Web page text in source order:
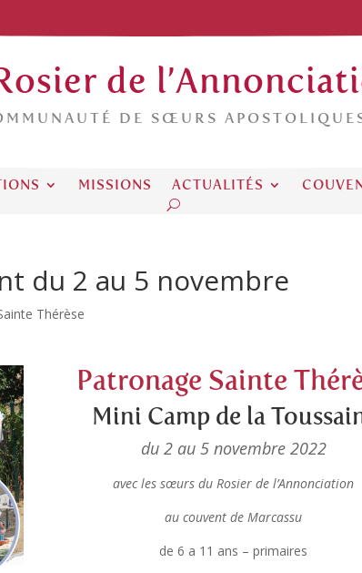
de
DE SŒURS
MISSIONS ACTUALITÉS
du 2 au 5 novembre
Thérèse
Patronage Sainte
Mini Camp de la
du 2 au 5 novembre 2022
avec les sœurs du Rosier de l’Annonciation
au couvent de Marcassu
de 6 a 11 ans – primaires